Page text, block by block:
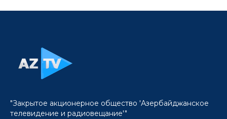
"Закрытое акционерное общество 'Азербайджанское
телевидение и радиовещание'"